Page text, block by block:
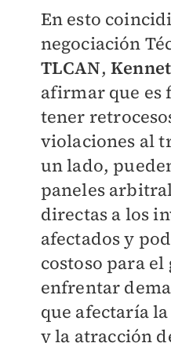
En esto
negociación
TLCAN,
afirmar que es
tener
violaciones al
un lado,
paneles
directas a los
afectados y
costoso para
enfrentar
que afectaría
y la atracción